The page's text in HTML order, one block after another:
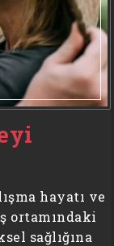
hayatı ve
ortamındaki
sağlığına